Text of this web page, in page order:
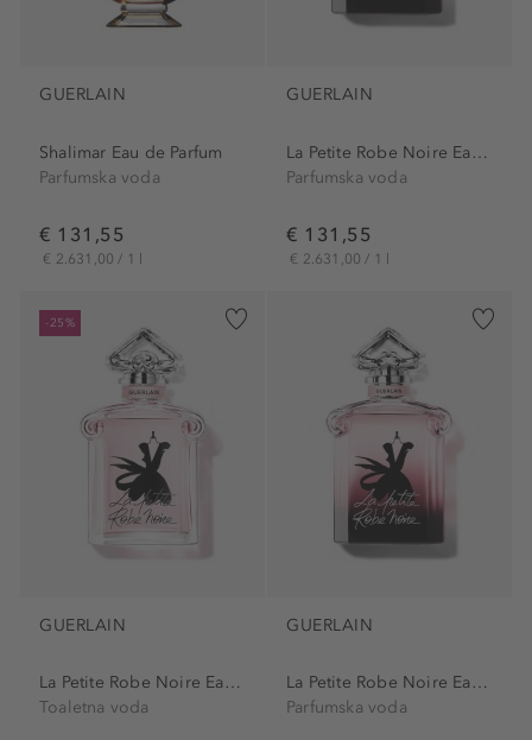
GUERLAIN
Shalimar Eau de Parfum
Parfumska voda
€ 131,55
€ 2.631,00 / 1 l
GUERLAIN
La Petite Robe Noire Eau de...
Parfumska voda
€ 131,55
€ 2.631,00 / 1 l
-25%
GUERLAIN
La Petite Robe Noire Eau de...
Toaletna voda
GUERLAIN
La Petite Robe Noire Eau de...
Parfumska voda